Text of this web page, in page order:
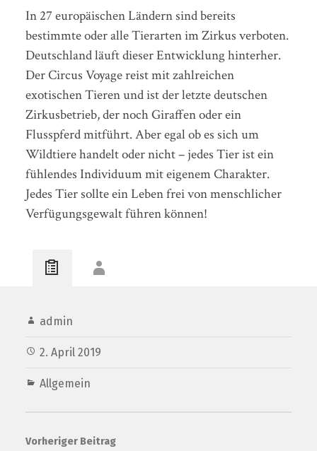
In 27 europäischen Ländern sind bereits
bestimmte oder alle Tierarten im Zirkus verboten.
Deutschland läuft dieser Entwicklung hinterher.
Der Circus Voyage reist mit zahlreichen
exotischen Tieren und ist der letzte deutschen
Zirkusbetrieb, der noch Giraffen oder ein
Flusspferd mitführt. Aber egal ob es sich um
Wildtiere handelt oder nicht – jedes Tier ist ein
fühlendes Individuum mit eigenem Charakter.
Jedes Tier sollte ein Leben frei von menschlicher
Verfügungsgewalt führen können!
admin
2. April 2019
Allgemein
Vorheriger Beitrag